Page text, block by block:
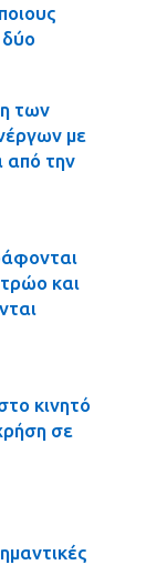
των
με
από την
και
κινητό
σε